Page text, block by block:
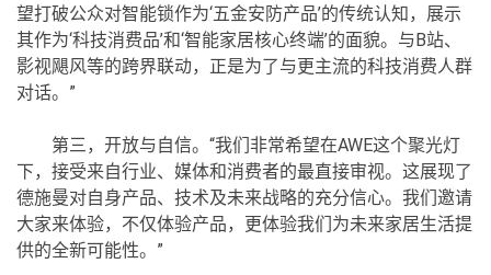
望打破公众对智能锁作为‘五金安防产品’的传统认知，展示
其作为‘科技消费品’和‘智能家居核心终端’的面貌。与B站、
影视飓风等的跨界联动，正是为了与更主流的科技消费人群
对话。”
第三，开放与自信。“我们非常希望在AWE这个聚光灯
下，接受来自行业、媒体和消费者的最直接审视。这展现了
德施曼对自身产品、技术及未来战略的充分信心。我们邀请
大家来体验，不仅体验产品，更体验我们为未来家居生活提
供的全新可能性。”